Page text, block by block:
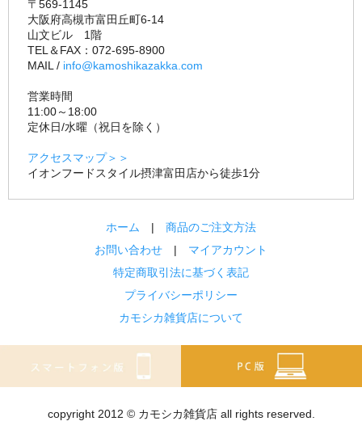
〒569-1145
大阪府高槻市富田丘町6-14
山文ビル 1階
TEL＆FAX：072-695-8900
MAIL / info@kamoshikazakka.com
営業時間
11:00～18:00
定休日/水曜（祝日を除く）
アクセスマップ＞＞
イオンフードスタイル摂津富田店から徒歩1分
ホーム | 商品のご注文方法
お問い合わせ | マイアカウント
特定商取引法に基づく表記
プライバシーポリシー
カモシカ雑貨店について
copyright 2012 © カモシカ雑貨店 all rights reserved.